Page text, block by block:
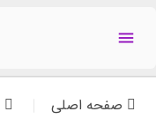

صفحه اصلی